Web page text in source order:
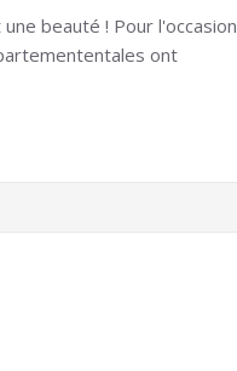
beauté ! Pour l'occasion
ont